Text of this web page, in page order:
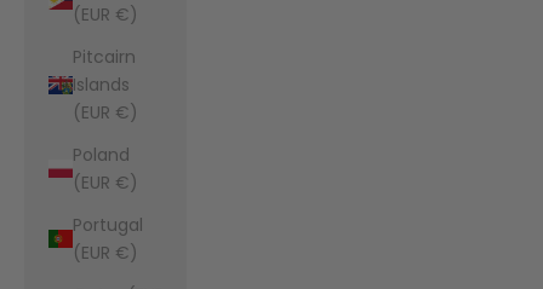
(EUR €)
Pitcairn
Islands
(EUR €)
Poland
(EUR €)
Portugal
(EUR €)